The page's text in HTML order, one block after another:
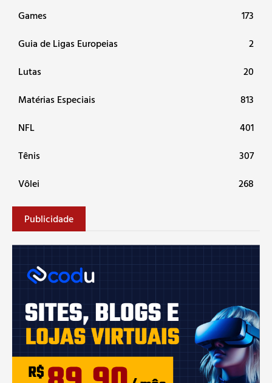
Games
173
Guia de Ligas Europeias
2
Lutas
20
Matérias Especiais
813
NFL
401
Tênis
307
Vôlei
268
Publicidade